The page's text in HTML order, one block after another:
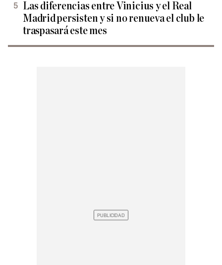
Las diferencias entre Vinicius y el Real
Madrid persisten y si no renueva el club le
traspasará este mes